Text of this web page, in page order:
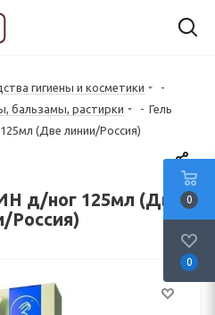
гигиены и косметики
-
бальзамы, растирки - Гель
(Две линии/Россия)
д/ног 125мл (Две
Россия)
0
0